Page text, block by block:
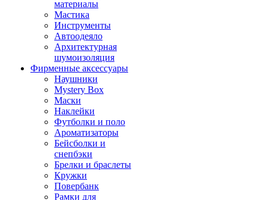
материалы
Мастика
Инструменты
Автоодеяло
Архитектурная
шумоизоляция
Фирменные аксессуары
Наушники
Mystery Box
Маски
Наклейки
Футболки и поло
Ароматизаторы
Бейсболки и
снепбэки
Брелки и браслеты
Кружки
Повербанк
Рамки для